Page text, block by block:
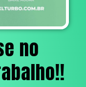
no